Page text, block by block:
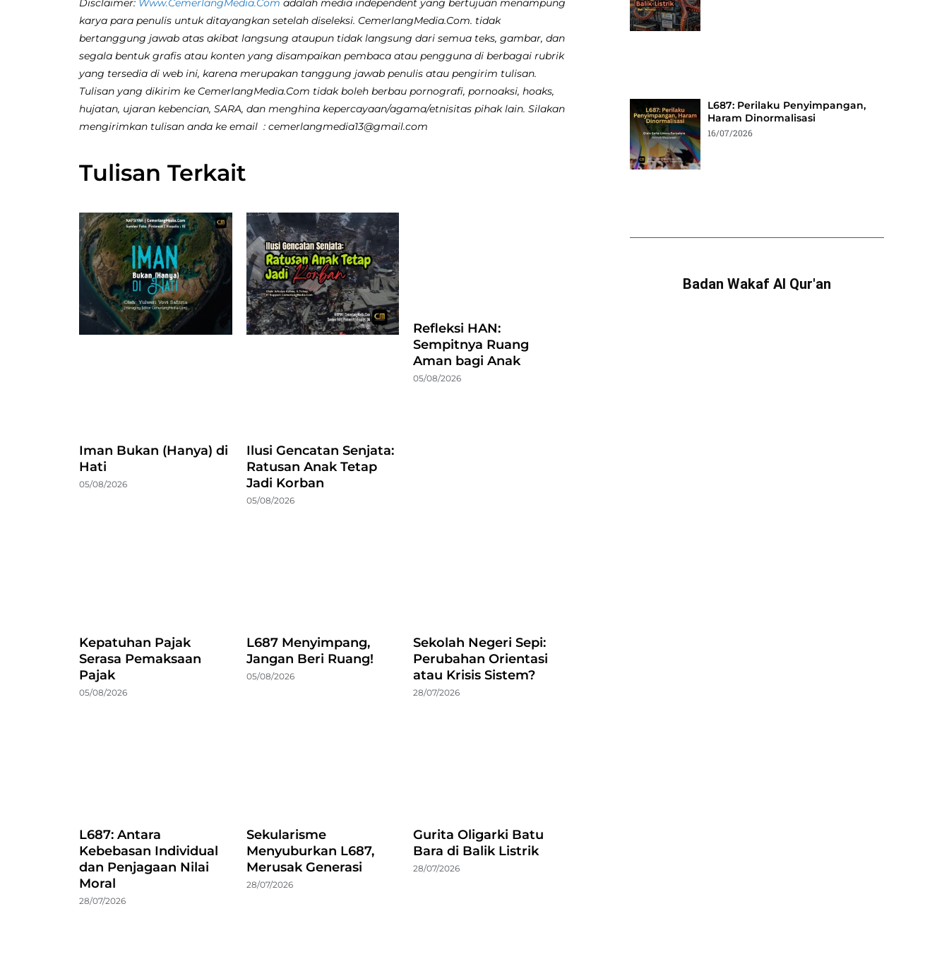
Disclaimer: Www.CemerlangMedia.Com adalah media independent yang bertujuan menampung
karya para penulis untuk ditayangkan setelah diseleksi. CemerlangMedia.Com. tidak
bertanggung jawab atas akibat langsung ataupun tidak langsung dari semua teks, gambar, dan
segala bentuk grafis atau konten yang disampaikan pembaca atau pengguna di berbagai rubrik
yang tersedia di web ini, karena merupakan tanggung jawab penulis atau pengirim tulisan.
Tulisan yang dikirim ke CemerlangMedia.Com tidak boleh berbau pornografi, pornoaksi, hoaks,
hujatan, ujaran kebencian, SARA, dan menghina kepercayaan/agama/etnisitas pihak lain. Silakan
mengirimkan tulisan anda ke email : cemerlangmedia13@gmail.com
Tulisan Terkait
Iman Bukan (Hanya) di
Hati
05/08/2026
Ilusi Gencatan Senjata:
Ratusan Anak Tetap
Jadi Korban
05/08/2026
Refleksi HAN:
Sempitnya Ruang
Aman bagi Anak
05/08/2026
Kepatuhan Pajak
Serasa Pemaksaan
Pajak
05/08/2026
L687 Menyimpang,
Jangan Beri Ruang!
05/08/2026
Sekolah Negeri Sepi:
Perubahan Orientasi
atau Krisis Sistem?
28/07/2026
L687: Antara
Kebebasan Individual
dan Penjagaan Nilai
Moral
28/07/2026
Sekularisme
Menyuburkan L687,
Merusak Generasi
28/07/2026
Gurita Oligarki Batu
Bara di Balik Listrik
28/07/2026
L687: Perilaku Penyimpangan,
Haram Dinormalisasi
16/07/2026
Badan Wakaf Al Qur'an